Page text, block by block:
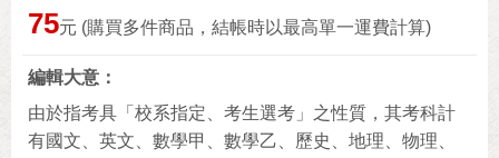
75元 (購買多件商品，結帳時以最高單一運費計算)
編輯大意
由於指考具「校系指定、考生選考」之性質，其考科計
有國文、英文、數學甲、數學乙、歷史、地理、物理、